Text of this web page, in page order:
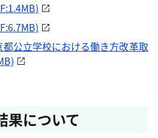
公立学校における働き方改革取
果について